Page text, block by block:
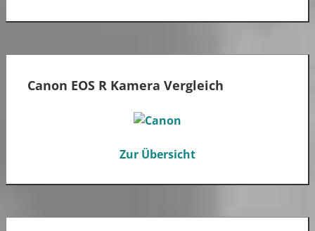
Canon EOS R Kamera Vergleich
Zur Übersicht